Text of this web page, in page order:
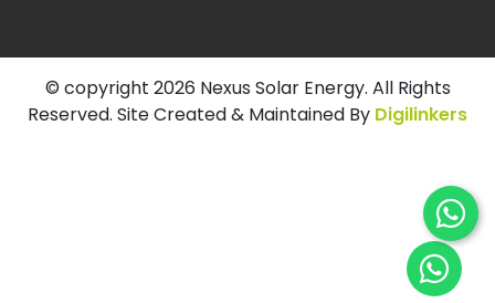
© copyright 2026 Nexus Solar Energy. All Rights
Reserved. Site Created & Maintained By Digilinkers